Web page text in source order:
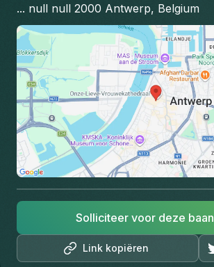
... null null 2000 Antwerp, Belgium
Link kopiëren
Solliciteer voor deze baan